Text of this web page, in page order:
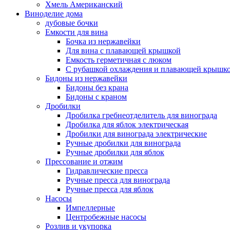
Хмель Американский
Виноделие дома
дубовые бочки
Емкости для вина
Бочка из нержавейки
Для вина с плавающей крышкой
Емкость герметичная с люком
С рубашкой охлаждения и плавающей
Бидоны из нержавейки
Бидоны без крана
Бидоны с краном
Дробилки
Дробилка гребнеотделитель для винограда
Дробилка для яблок электрическая
Дробилки для винограда электрические
Ручные дробилки для винограда
Ручные дробилки для яблок
Прессование и отжим
Гидравлические пресса
Ручные пресса для винограда
Ручные пресса для яблок
Насосы
Импеллерные
Центробежные насосы
Розлив и укупорка